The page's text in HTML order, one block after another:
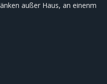
außer Haus, an einenm